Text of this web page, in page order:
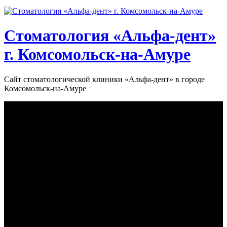
Стоматология «‎Альфа-дент»‎
г. Комсомольск-на-Амуре
Сайт стоматологической клиники «‎Альфа-дент» в городе
Комсомольск-на-Амуре